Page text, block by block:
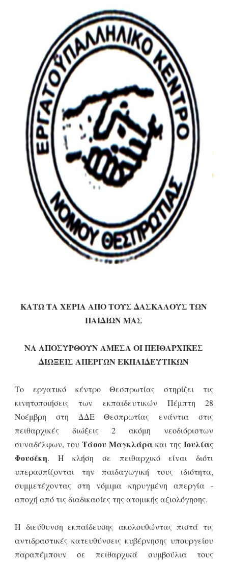
ΚΑΤΩ ΤΑ ΧΕΡΙΑ ΑΠΟ ΤΟΥΣ ΔΑΣΚΑΛΟΥΣ ΤΩΝ
ΠΑΙΔΙΩΝ ΜΑΣ
ΝΑ ΑΠΟΣΥΡΘΟΥΝ ΑΜΕΣΑ ΟΙ ΠΕΙΘΑΡΧΙΚΕΣ
ΔΙΩΞΕΙΣ ΑΠΕΡΓΩΝ ΕΚΠΑΙΔΕΥΤΙΚΩΝ
Το εργατικό κέντρο Θεσπρωτίας στηρίζει τις
κινητοποιήσεις των εκπαιδευτικών Πέμπτη 28
Νοέμβρη στη ΔΔΕ Θεσπρωτίας ενάντια στις
πειθαρχικές διώξεις 2 ακόμη νεοδιόριστων
συναδέλφων, του Τάσου Μαγκλάρα και τηςΙουλίας
Φουσέκη. Η κλήση σε πειθαρχικό είναι διότι
υπερασπίζονται την παιδαγωγική τους ιδιότητα,
συμμετέχοντας στη νόμιμα κηρυγμένη απεργία -
αποχή από τις διαδικασίες της ατομικής αξιολόγησης.
Η διεύθυνση εκπαίδευσης ακολουθώντας πιστά τις
αντιδραστικές κατευθύνσεις κυβέρνησης υπουργείου
παραπέμπουν σε πειθαρχικά συμβούλια τους